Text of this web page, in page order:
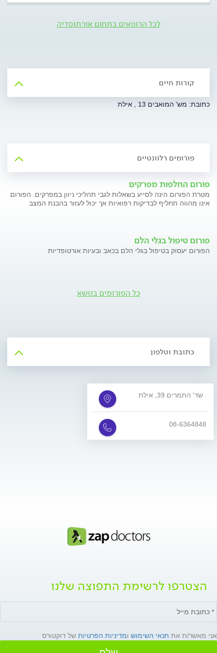
לכל הרופאים בתחום אורתופדיה
קורות חיים
כתובת: מש' המואבים 13 , אילת
פורומים רלוונטיים
פורום החלפות מפרקים
מטרת הפורום הינה לסייע בשאלות לגבי תהליכי ניוון במפרקים. הפורום
אינו מהווה תחליף לבדיקות רפואיות אך יכול לעזור בהבנת המצב
פורום טיפול בגלי הלם
הפורום יעסוק בטיפול בגלי הלם בכאב ובעיות אורטופדיות
כל הפורומים בנושא
כתובת וטלפון
שד' התמרים 39, אילת
08-6364848
הצטרפו לרשימת התפוצה שלנו
אני מאשר/ת את תנאי השימוש ומדיניות הפרטיות של דוקטורס